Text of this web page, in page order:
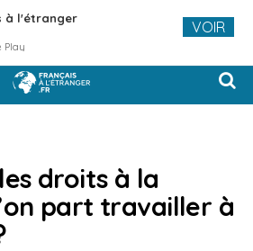
droits à la
part travailler à
à l'étranger
Play
VOIR